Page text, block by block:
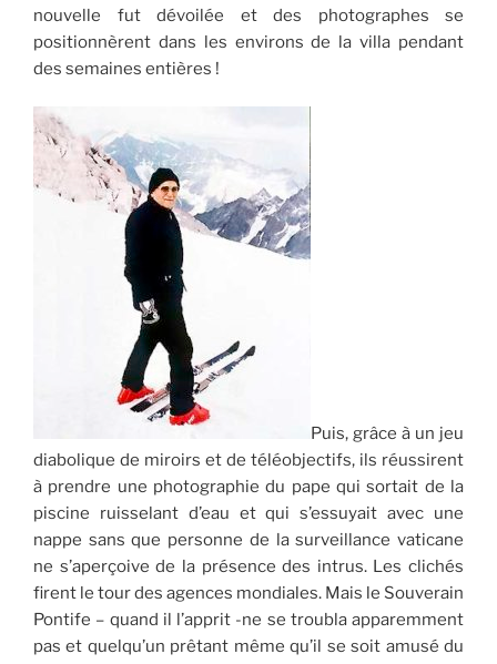
nouvelle fut dévoilée et des photographes se
positionnèrent dans les environs de la villa pendant
des semaines entières !
Puis, grâce à un jeu
diabolique de miroirs et de téléobjectifs, ils réussirent
à prendre une photographie du pape qui sortait de la
piscine ruisselant d’eau et qui s’essuyait avec une
nappe sans que personne de la surveillance vaticane
ne s’aperçoive de la présence des intrus. Les clichés
firent le tour des agences mondiales. Mais le Souverain
Pontife – quand il l’apprit -ne se troubla apparemment
pas et quelqu’un prêtant même qu’il se soit amusé du